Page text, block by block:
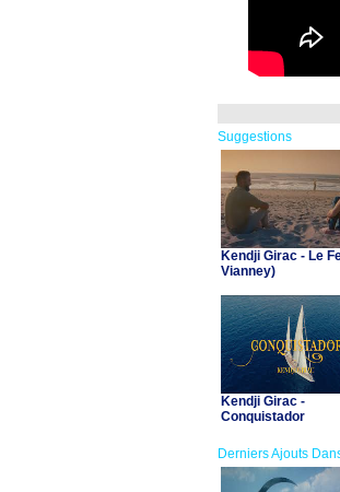
Suggestions
Kendji Girac - Le
Vianney)
Kendji Girac -
Conquistador
Derniers Ajouts